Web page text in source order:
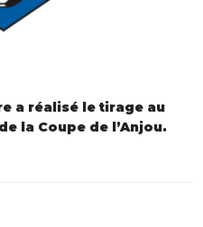
a réalisé le tirage au
la Coupe de l’Anjou.